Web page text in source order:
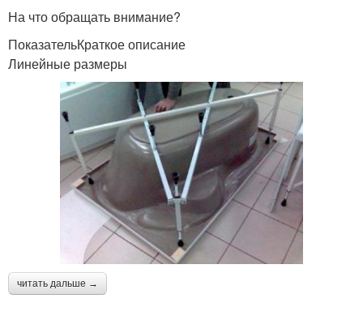
На что обращать внимание?
ПоказательКраткое описание
Линейные размеры
читать дальше →